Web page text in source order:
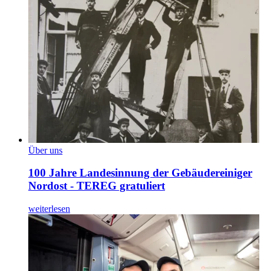
Über uns
100 Jahre Landesinnung der Gebäudereiniger
Nordost - TEREG gratuliert
weiterlesen